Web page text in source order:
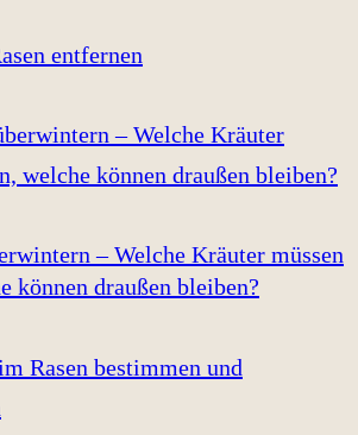
entfernen
– Welche Kräuter müssen
können draußen bleiben?